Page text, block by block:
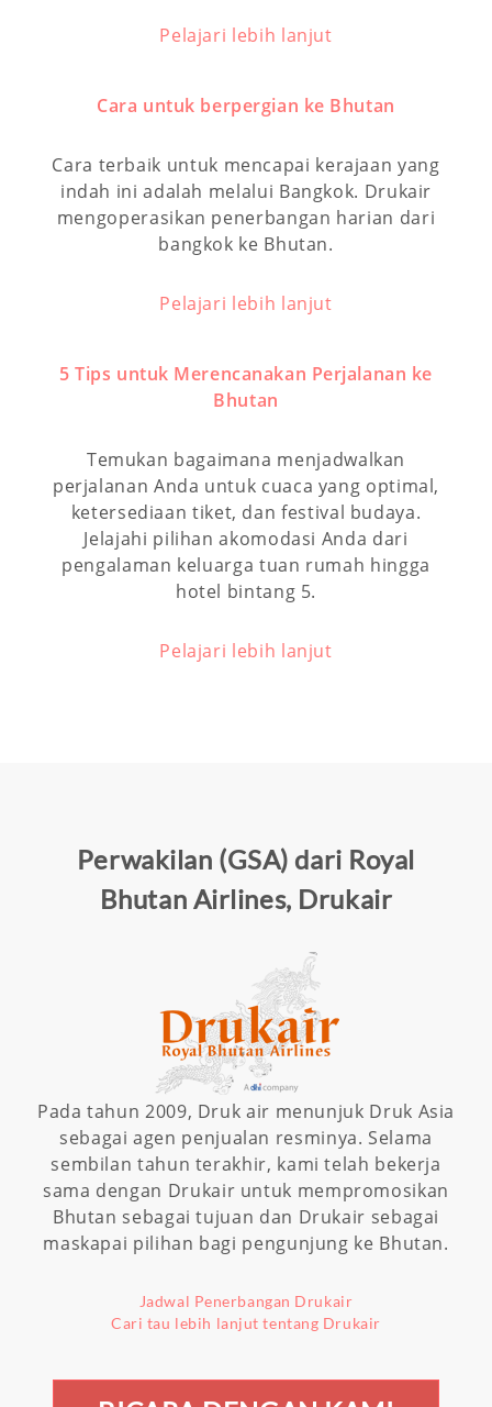
Pelajari lebih lanjut
Cara untuk berpergian ke Bhutan
Cara terbaik untuk mencapai kerajaan yang
indah ini adalah melalui Bangkok. Drukair
mengoperasikan penerbangan harian dari
bangkok ke Bhutan.
Pelajari lebih lanjut
5 Tips untuk Merencanakan Perjalanan ke
Bhutan
Temukan bagaimana menjadwalkan
perjalanan Anda untuk cuaca yang optimal,
ketersediaan tiket, dan festival budaya.
Jelajahi pilihan akomodasi Anda dari
pengalaman keluarga tuan rumah hingga
hotel bintang 5.
Pelajari lebih lanjut
Perwakilan (GSA) dari Royal
Bhutan Airlines, Drukair
Pada tahun 2009, Druk air menunjuk Druk Asia
sebagai agen penjualan resminya. Selama
sembilan tahun terakhir, kami telah bekerja
sama dengan Drukair untuk mempromosikan
Bhutan sebagai tujuan dan Drukair sebagai
maskapai pilihan bagi pengunjung ke Bhutan.
Jadwal Penerbangan Drukair
Cari tau lebih lanjut tentang Drukair